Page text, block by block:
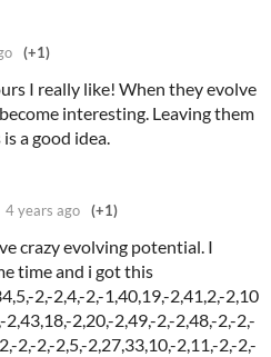
(+1)
I really like! When they evolve
interesting. Leaving them
a good idea.
4 years ago (+1)
crazy evolving potential. I
time and i got this
2,-2,4,-2,-1,40,19,-2,41,2,-2,10
2,43,18,-2,20,-2,49,-2,-2,48,-2,-2,-
2,-2,-2,5,-2,27,33,10,-2,11,-2,-2,-